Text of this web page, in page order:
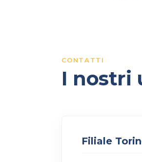
CONTATTI
I nostri
Filiale